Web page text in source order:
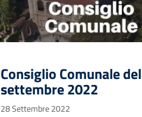
Consiglio Comunale
settembre 2022
28 Settembre 2022